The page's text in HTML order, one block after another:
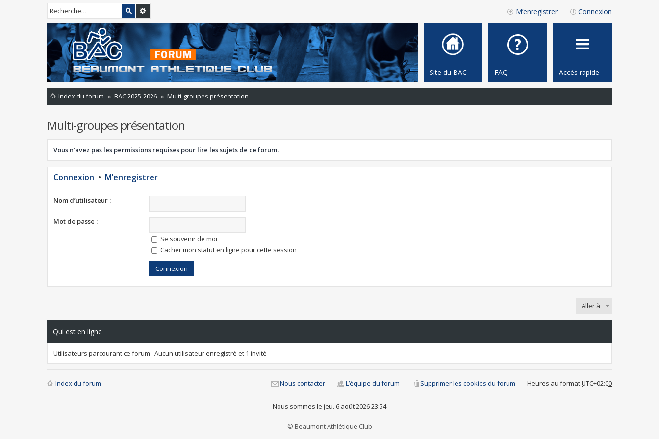
Connexion
M’enregistrer
Accès rapide
FAQ
Site du BAC
Index du forum BAC 2025-2026 Multi-groupes présentation
Multi-groupes présentation
Vous n’avez pas les permissions requises pour lire les sujets de ce forum.
Connexion • M’enregistrer
Nom d’utilisateur :
Mot de passe :
Se souvenir de moi
Cacher mon statut en ligne pour cette session
Aller à
Qui est en ligne
Utilisateurs parcourant ce forum : Aucun utilisateur enregistré et 1 invité
Index du forum Heures au formatUTC+02:00
Supprimer les cookies du forum
L’équipe du forum
Nous contacter
Nous sommes le jeu. 6 août 2026 23:54
© Beaumont Athlétique Club